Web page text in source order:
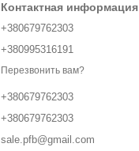
Контактная информация
+380679762303
+380995316191
Перезвонить вам?
+380679762303
+380679762303
sale.pfb@gmail.com